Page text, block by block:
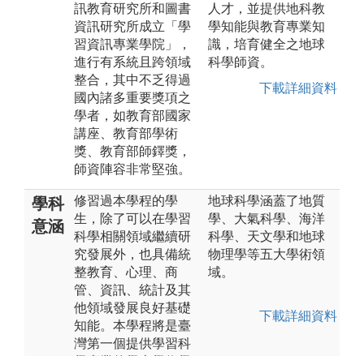
訊教育研究所和圖書
資訊研究所成立「學
習資訊專業學院」，
進行有系統且跨領域
整合，其中不乏得過
國內諸多重要獎項之
學者，如教育部國家
講座、教育部學術
獎、教育部師鐸獎，
師資陣容非常堅強。
人才，並提供地科教
學知能與教育專業知
識，培育健全之地球
科學師資。
下載詳細資料
學科
意涵
修習過本學程的學
生，除了可以在學習
科學相關領域繼續研
究發展外，也具備統
整教育、心理、商
管、資訊、統計及其
他領域發展良好基礎
知能。本學程將是臺
灣第一個提供學習科
地球科學涵蓋了地質
學、大氣科學、海洋
科學、天文學和地球
物理學等五大學術領
域。
下載詳細資料